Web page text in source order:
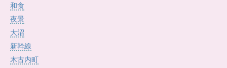
和食
夜景
大沼
新幹線
木古内町